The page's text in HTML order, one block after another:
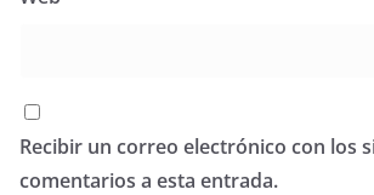
Recibir un correo electrónico con los
comentarios a esta entrada.